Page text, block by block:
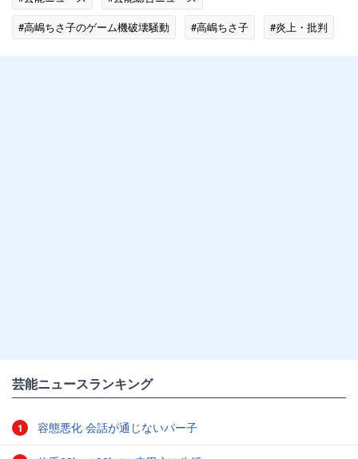
#高嶋ちさ子のゲーム機破壊騒動
#高嶋ちさ子
#炎上・批判
芸能ニュースランキング
1 容態悪化 会話が通じないパー子